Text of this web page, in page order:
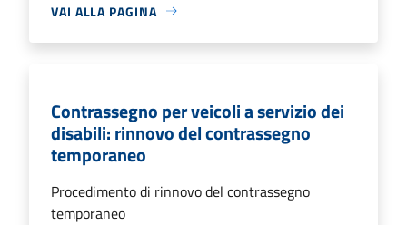
VAI ALLA PAGINA
Contrassegno per veicoli a servizio dei
disabili: rinnovo del contrassegno
temporaneo
Procedimento di rinnovo del contrassegno
temporaneo